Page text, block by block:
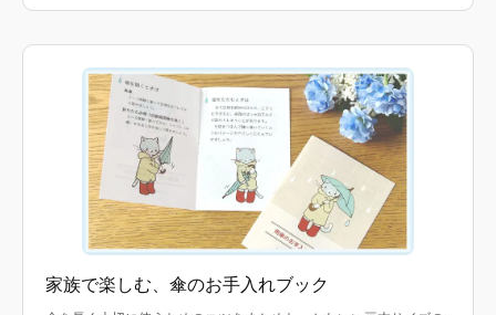
家族で楽しむ、傘のお手入れブック